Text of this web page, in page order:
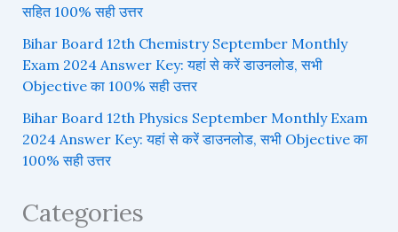
सहित 100% सही उत्तर
Bihar Board 12th Chemistry September Monthly
Exam 2024 Answer Key: यहां से करें डाउनलोड, सभी
Objective का 100% सही उत्तर
Bihar Board 12th Physics September Monthly Exam
2024 Answer Key: यहां से करें डाउनलोड, सभी Objective का
100% सही उत्तर
Categories